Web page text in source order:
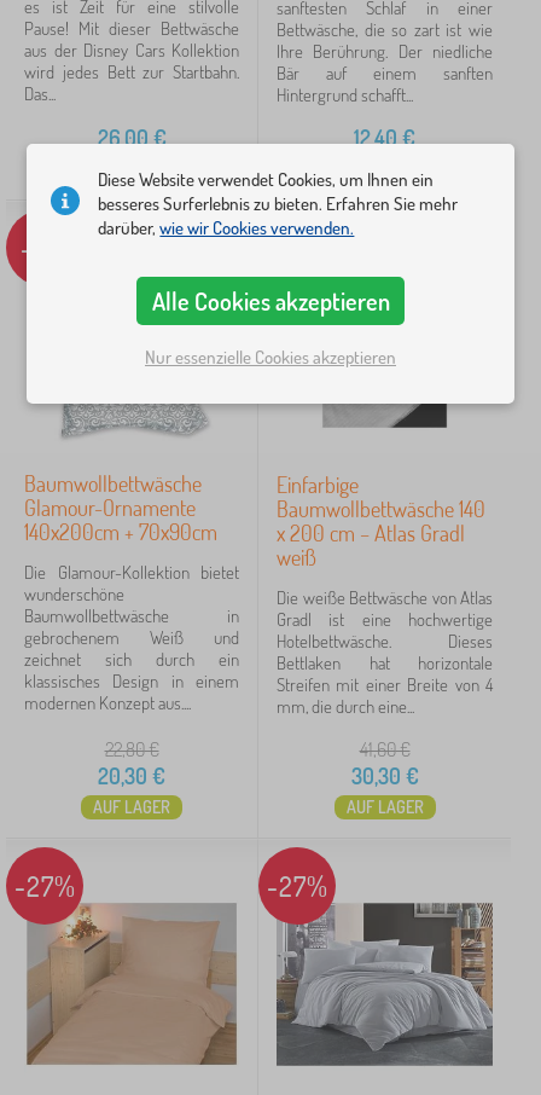
Mix Farben
14
Blau
11
Weiß
Beige
Maße der bettbezüge
200x140 + 90x70 cm
60x40 cm
8
200x140 cm
6
90x70 cm
120x90 cm
4
135X100 cm
Motiv
für Mädchen
19
es ist Zeit für eine stilvolle
Pause! Mit dieser Bettwäsche
aus der Disney Cars Kollektion
wird jedes Bett zur Startbahn.
Das...
26,00€
AUF LAGER
sanftesten Schlaf in einer
Bettwäsche, die so zart ist wie
Ihre Berührung. Der niedliche
Bär auf einem sanften
Hintergrund schafft...
12,40€
AUF LAGER
-11%
Baumwollbettwäsche
Glamour-Ornamente
140x200cm + 70x90cm
Die Glamour-Kollektion bietet
wunderschöne
Baumwollbettwäsche in
gebrochenem Weiß und
zeichnet sich durch ein
klassisches Design in einem
modernen Konzept aus....
22,80€
20,30 €
AUF LAGER
-27%
Einfarbige
Baumwollbettwäsche 140
x 200 cm – Atlas Gradl
weiß
Die weiße Bettwäsche von Atlas
Gradl ist eine hochwertige
Hotelbettwäsche. Dieses
Bettlaken hat horizontale
Streifen mit einer Breite von 4
mm, die durch eine...
41,60€
30,30 €
AUF LAGER
-27% -27%
Diese Website verwendet Cookies, um Ihnen ein
besseres Surferlebnis zu bieten. Erfahren Sie mehr
darüber,wie wir Cookies verwenden.
Alle Cookies akzeptieren
Nur essenzielle Cookies akzeptieren